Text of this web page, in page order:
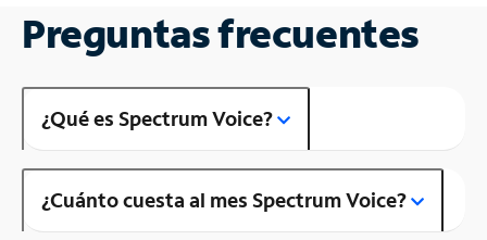
Preguntas frecuentes
¿Qué es Spectrum Voice?
¿Cuánto cuesta al mes Spectrum Voice?